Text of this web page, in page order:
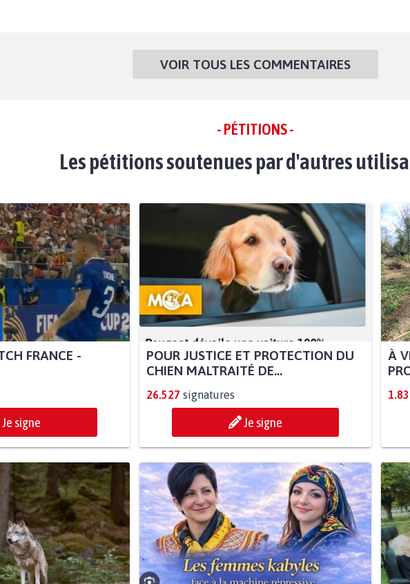
VOIR TOUS LES COMMENTAIRES
- PÉTITIONS -
Les pétitions soutenues par d'autres
FRANCE -
Je signe
POUR JUSTICE ET PROTECTION DU
CHIEN MALTRAITÉ DE...
26.527 signatures
Je signe
À